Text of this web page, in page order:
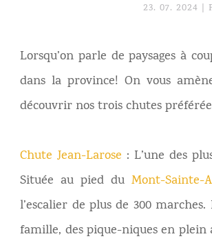
23. 07. 2024
Lorsqu’on parle de paysages à
dans la province! On vous
découvrir nos trois chutes
Chute Jean-Larose : L’une des
Située au pied du Mont-Sainte-
l’escalier de plus de 300
famille, des pique-niques en plein